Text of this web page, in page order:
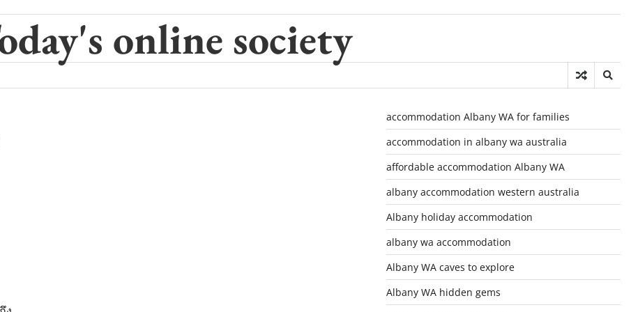
online society
accommodation Albany WA for families
accommodation in albany wa australia
affordable accommodation Albany WA
albany accommodation western australia
Albany holiday accommodation
albany wa accommodation
Albany WA caves to explore
Albany WA hidden gems